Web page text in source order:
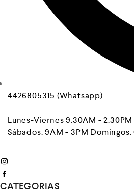
4426805315 (Whatsapp)
Lunes-Viernes 9:30AM -
Sábados: 9AM - 3PM
CATEGORIAS